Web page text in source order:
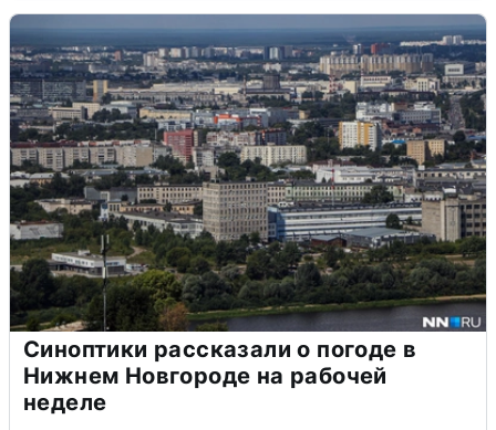
Синоптики рассказали о погоде в
Нижнем Новгороде на рабочей
неделе